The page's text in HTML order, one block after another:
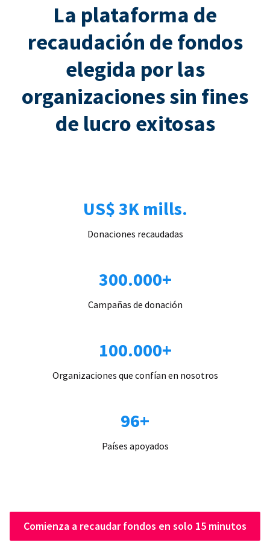
La plataforma de
recaudación de fondos
elegida por las
organizaciones sin fines
de lucro exitosas
US$ 3K mills.
Donaciones recaudadas
300.000+
Campañas de donación
100.000+
Organizaciones que confían en nosotros
96+
Países apoyados
Comienza a recaudar fondos en solo 15 minutos